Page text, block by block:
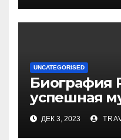
UNCATEGORISED
Биография
успешная
карьера,
знаковые
ДЕК 3, 2023